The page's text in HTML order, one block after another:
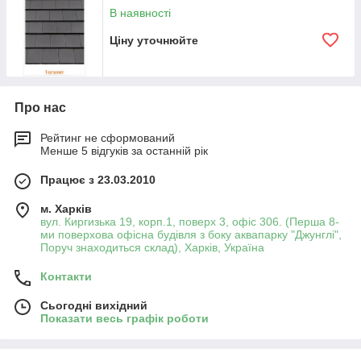
Ланцюгово-піщана черепиця має безліч
переваг:
стійка до впливу сонця, снігу, морозу, дощу, граду та
сильного вітру;
вітру;
не займається;
може слугувати упродовж десятиліть (до 100 років),
Ланцюгово-піщана черепицярекомендується для
покрівель із ухилом скатів від 22° до 65°. Але за умови
дотримання відповідних рекомендацій її можна укладати на
Виробники пропонують великий асортимент спеціальних
добірних елементів і аксесуарів для цементно-піщаної
покрівлі, які дають змогу надійно та естетично встановити
В наявності
Ціну уточнюйте
Про нас
Рейтинг не сформований
Менше 5 відгуків за останній рік
Працює з 23.03.2010
м. Харків
вул. Киргизька 19, корп.1, поверх 3, офіс 306. (Перша 8-
ми поверхова офісна будівля з боку аквапарку "Джунглі",
Поруч знаходиться склад), Харків, Україна
Контакти
Сьогодні вихідний
Показати весь графік роботи